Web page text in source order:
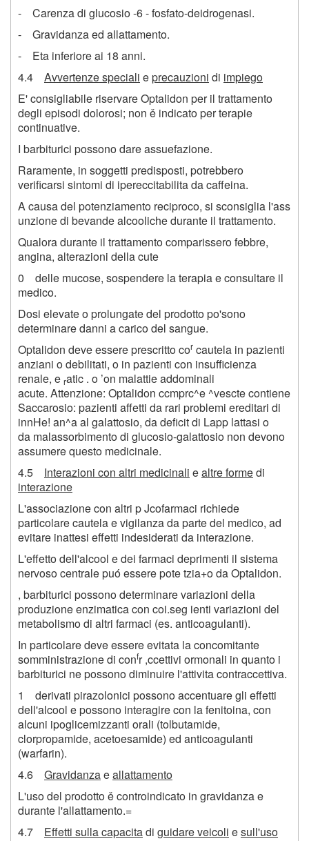
- Carenza di glucosio -6 - fosfato-deidrogenasi.
- Gravidanza ed allattamento.
- Eta inferiore ai 18 anni.
4.4 Avvertenze speciali eprecauzioni di impiego
E' consigliabile riservare Optalidon per il trattamento
degli episodi dolorosi; non ě indicato per terapie
continuative.
I barbiturici possono dare assuefazione.
Raramente, in soggetti predisposti, potrebbero
verificarsi sintomi di ipereccitabilita da caffeina.
A causa del potenziamento reciproco, si sconsiglia l'ass
unzione di bevande alcooliche durante il trattamento.
Qualora durante il trattamento comparissero febbre,
angina, alterazioni della cute
0 delle mucose, sospendere la terapia e consultare il
medico.
Dosi elevate o prolungate del prodotto po'sono
determinare danni a carico del sangue.
Optalidon deve essere prescritto cor cautela in pazienti
anziani o debilitati, o in pazienti con insufficienza
renale, e ratic . o ’on malattie addominali
acute. Attenzione: Optalidon ccmprc^e ^vescte contiene
Saccarosio: pazienti affetti da rari problemi ereditari di
innHe! an^a al galattosio, da deficit di Lapp lattasi o
da malassorbimento di glucosio-galattosio non devono
assumere questo medicinale.
4.5 Interazioni con altri medicinali ealtre formedi
interazione
L'associazione con altri p Jcofarmaci richiede
particolare cautela e vigilanza da parte del medico, ad
evitare inattesi effetti indesiderati da interazione.
L'effetto dell'alcool e dei farmaci deprimenti il sistema
nervoso centrale puó essere pote tzia+o da Optalidon.
, barbiturici possono determinare variazioni della
produzione enzimatica con coi.seg ienti variazioni del
metabolismo di altri farmaci (es. anticoagulanti).
In particolare deve essere evitata la concomitante
somministrazione di confr ,ccettivi ormonali in quanto i
barbiturici ne possono diminuire l'attivita contraccettiva.
1 derivati pirazolonici possono accentuare gli effetti
dell'alcool e possono interagire con la fenitoina, con
alcuni ipoglicemizzanti orali (tolbutamide,
clorpropamide, acetoesamide) ed anticoagulanti
(warfarin).
4.6 Gravidanzaeallattamento
L'uso del prodotto ě controindicato in gravidanza e
durante l'allattamento.=
4.7 Effetti sulla capacitadi guidare veicoli esull'uso